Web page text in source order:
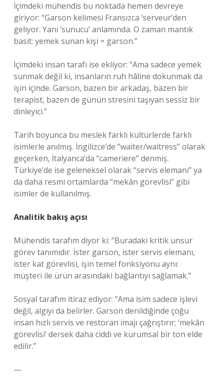
İçimdeki mühendis bu noktada hemen devreye
giriyor: “Garson kelimesi Fransızca ‘serveur’den
geliyor. Yani ‘sunucu’ anlamında. O zaman mantık
basit: yemek sunan kişi = garson.”
İçimdeki insan tarafı ise ekliyor: “Ama sadece yemek
sunmak değil ki, insanların ruh hâline dokunmak da
işin içinde. Garson, bazen bir arkadaş, bazen bir
terapist, bazen de günün stresini taşıyan sessiz bir
dinleyici.”
Tarih boyunca bu meslek farklı kültürlerde farklı
isimlerle anılmış. İngilizce’de “waiter/waitress” olarak
geçerken, İtalyanca’da “cameriere” denmiş.
Türkiye’de ise geleneksel olarak “servis elemanı” ya
da daha resmi ortamlarda “mekân görevlisi” gibi
isimler de kullanılmış.
Analitik bakış açısı
Mühendis tarafım diyor ki: “Buradaki kritik unsur
görev tanımıdır. İster garson, ister servis elemanı,
ister kat görevlisi, işin temel fonksiyonu aynı:
müşteri ile ürün arasındaki bağlantıyı sağlamak.”
Sosyal tarafım itiraz ediyor: “Ama isim sadece işlevi
değil, algıyı da belirler. Garson denildiğinde çoğu
insan hızlı servis ve restoran imajı çağrıştırır; ‘mekân
görevlisi’ dersek daha ciddi ve kurumsal bir ton elde
edilir.”
—